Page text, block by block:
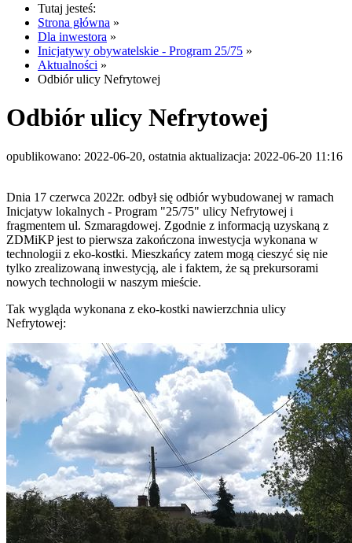
Tutaj jesteś:
Strona główna »
Dla inwestora »
Inicjatywy obywatelskie - Program 25/75 »
Aktualności »
Odbiór ulicy Nefrytowej
Odbiór ulicy Nefrytowej
opublikowano: 2022-06-20, ostatnia aktualizacja: 2022-06-20 11:16
Dnia 17 czerwca 2022r. odbył się odbiór wybudowanej w ramach
Inicjatyw lokalnych - Program "25/75" ulicy Nefrytowej i
fragmentem ul. Szmaragdowej. Zgodnie z informacją uzyskaną z
ZDMiKP jest to pierwsza zakończona inwestycja wykonana w
technologii z eko-kostki. Mieszkańcy zatem mogą cieszyć się nie
tylko zrealizowaną inwestycją, ale i faktem, że są prekursorami
nowych technologii w naszym mieście.
Tak wygląda wykonana z eko-kostki nawierzchnia ulicy
Nefrytowej: